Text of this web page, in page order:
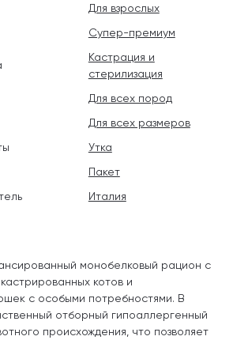
монобелковый рацион с
котов и
с особыми потребностями. В
отборный гипоаллергенный
происхождения, что позволяет
Для взрослых
Супер-премиум
Кастрация и
стерилизация
Для всех пород
Для всех размеров
Утка
Пакет
Италия